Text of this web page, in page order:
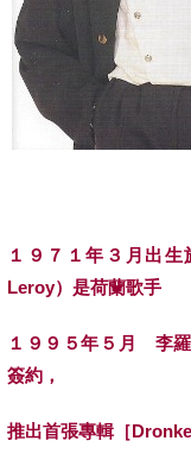
１９７１年３月出
Leroy）是荷蘭歌手
１９９５年５月 李
簽約，
推出首張專輯［